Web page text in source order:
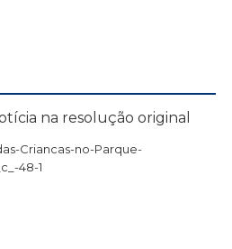
na resolução original
Criancas-no-Parque-
48-1